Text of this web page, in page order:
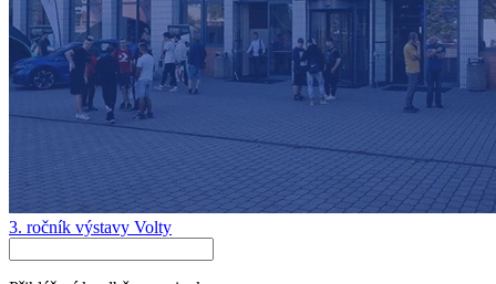
3. ročník výstavy Volty